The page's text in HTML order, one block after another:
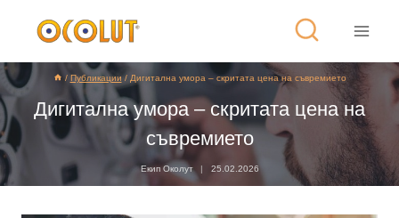
/ Публикации / Дигитална умора – скритата цена на съвремието
Дигитална умора – скритата цена на
съвремието
Екип Околут 25.02.2026